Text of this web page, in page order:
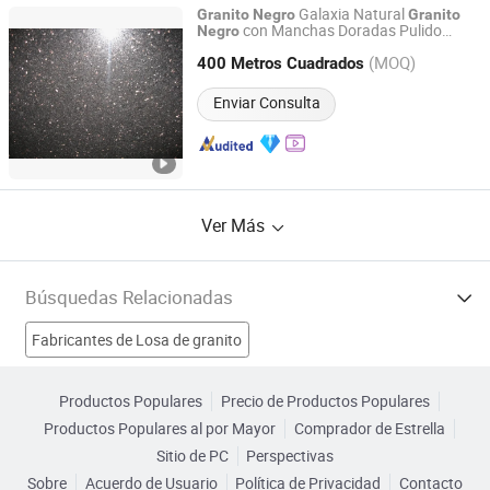
Granito Negro Galaxia NaturalGranito
Negrocon Manchas Doradas Pulido
400 Metros Cuadrados (MOQ)
Enviar Consulta
Shenzhen Leeste Industry Co., Ltd.
Guangdong, China Desde 2009
Ver Más
Búsquedas Relacionadas
Fabricantes de Losa de granito
Fabricantes de encimeras de mármol
Productos Populares
Precio de Productos Populares
Productos Populares al por Mayor
Comprador de Estrella
Sitio de PC
Perspectivas
Sobre
Acuerdo de Usuario Política de Privacidad Contacto